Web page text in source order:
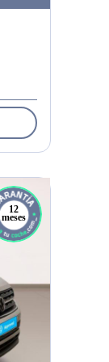
12
meses